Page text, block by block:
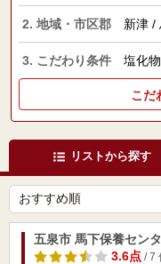
2. 地域・市区郡 新津 /
3. こだわり条件 塩化
こだ
リストから探す
五泉市 馬下保養セン
3.6点/ 7